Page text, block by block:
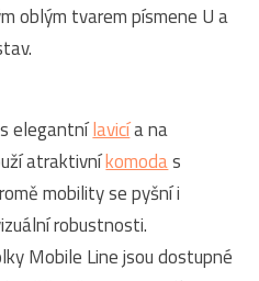
oblým tvarem písmene U a
elegantnílavicía na
atraktivníkomodas
mobility se pyšní i
robustnosti.
Mobile Line jsou dostupné